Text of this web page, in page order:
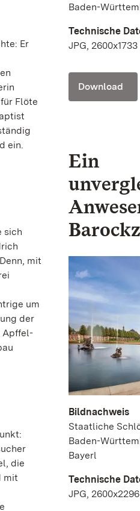
Er
Flöte
ein.
sich
mit
um
der
Apffel-
die
mit
Baden-
Technische
JPG,
Download
Ein
Bildnachweis
Staatliche
Baden-
Bayerl
Technische
JPG,